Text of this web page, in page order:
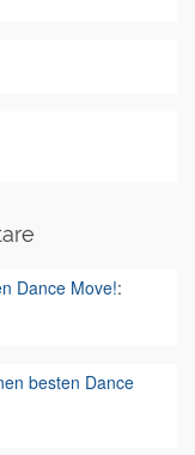
Dance Move!:
besten Dance